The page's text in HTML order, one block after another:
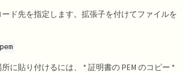
ド先を指定します。拡張子を付けてファイルを
に貼り付けるには、 * 証明書の PEM のコピー *